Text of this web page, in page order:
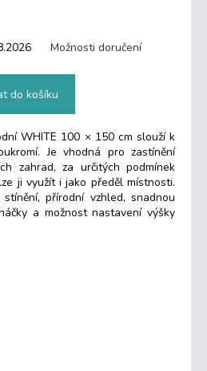
Možnosti doručení
do košíku
WHITE 100 × 150 cm slouží k
Je vhodná pro zastínění
zahrad, za určitých podmínek
ji využít i jako předěl místnosti.
přírodní vzhled, snadnou
a možnost nastavení výšky